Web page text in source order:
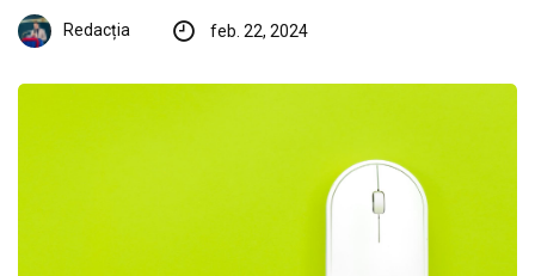
Redacția feb. 22, 2024